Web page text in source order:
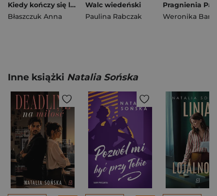
Kiedy kończy się lato
Błaszczuk Anna
Walc wiedeński
Paulina Rabczak
Weronika
Inne książki Natalia Sońska